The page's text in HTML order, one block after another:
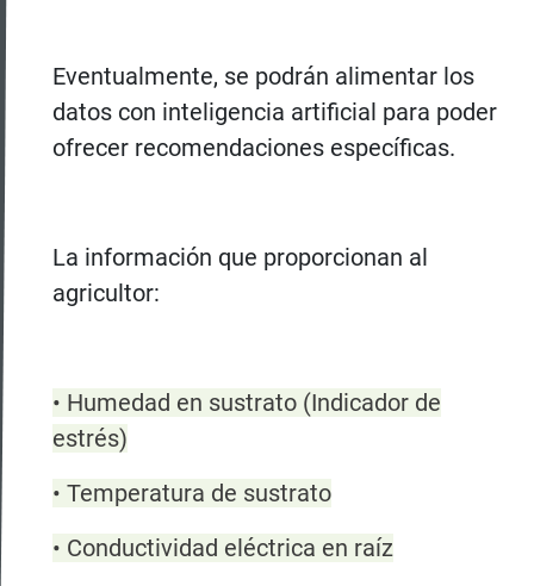
Eventualmente, se podrán alimentar los
datos con inteligencia artificial para poder
ofrecer recomendaciones específicas.
La información que proporcionan al
agricultor:
• Humedad en sustrato (Indicador de
estrés)
• Temperatura de sustrato
• Conductividad eléctrica en raíz